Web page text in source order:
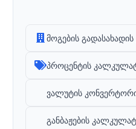
მოგების
პროცენტის
ვალუტის
განბაჟების